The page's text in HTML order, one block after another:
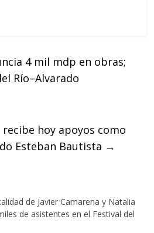
4 mil mdp en obras;
Río–Alvarado
hoy apoyos como
Esteban Bautista →
de Javier Camarena y Natalia
de asistentes en el Festival del